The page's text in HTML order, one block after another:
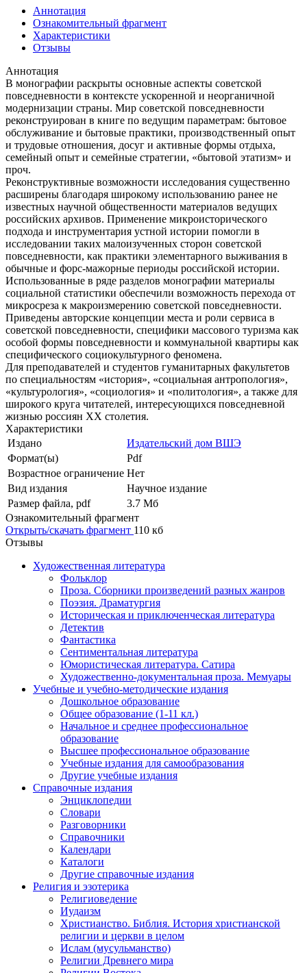
Аннотация
Ознакомительный фрагмент
Характеристики
Отзывы
Аннотация
В монографии раскрыты основные аспекты советской
повседневности в контексте ускоренной и неорганичной
модернизации страны. Мир советской повседневности
реконструирован в книге по ведущим параметрам: бытовое
обслуживание и бытовые практики, производственный опыт
и трудовые отношения, досуг и активные формы отдыха,
семейный опыт и семейные стратегии, «бытовой этатизм» и
проч.
Реконструктивные возможности исследования существенно
расширены благодаря широкому использованию ранее не
известных научной общественности материалов ведущих
российских архивов. Применение микроисторического
подхода и инструментария устной истории помогли в
исследовании таких малоизученных сторон советской
повседневности, как практики элементарного выживания в
обычные и форс-мажорные периоды российской истории.
Использованные в ряде разделов монографии материалы
социальной статистики обеспечили возможность перехода от
микросреза к макроизмерению советской повседневности.
Приведены авторские концепции места и роли сервиса в
советской повседневности, специфики массового туризма как
особой формы повседневности и коммунальной квартиры как
специфического социокультурного феномена.
Для преподавателей и студентов гуманитарных факультетов
по специальностям «история», «социальная антропология»,
«культурология», «социология» и «политология», а также для
широкого круга читателей, интересующихся повседневной
жизнью россиян XX столетия.
Характеристики
Издано
Издательский дом ВШЭ
Формат(ы)
Pdf
Возрастное ограничение Нет
Вид издания
Научное издание
Размер файла, pdf
3.7 Mб
Ознакомительный фрагмент
Открыть/скачать фрагмент 110 кб
Отзывы
Художественная литература
Фольклор
Проза. Сборники произведений разных жанров
Поэзия. Драматургия
Историческая и приключенческая литература
Детектив
Фантастика
Сентиментальная литература
Юмористическая литература. Сатира
Художественно-документальная проза. Мемуары
Учебные и учебно-методические издания
Дошкольное образование
Общее образование (1-11 кл.)
Начальное и среднее профессиональное
образование
Высшее профессиональное образование
Учебные издания для самообразования
Другие учебные издания
Справочные издания
Энциклопедии
Словари
Разговорники
Справочники
Календари
Каталоги
Другие справочные издания
Религия и эзотерика
Религиоведение
Иудаизм
Христианство. Библия. История христианской
религии и церкви в целом
Ислам (мусульманство)
Религии Древнего мира